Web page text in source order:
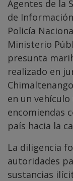
Agentes de la
de
Policía
Ministerio
presunta
realizado en
en un
encomiendas
país hacia la
La diligencia
autoridades
sustancias